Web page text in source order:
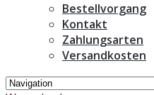
Bestellvorgang
Kontakt
Zahlungsarten
Versandkosten